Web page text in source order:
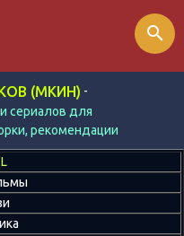
(МКИН) -
сериалов для
рекомендации
search